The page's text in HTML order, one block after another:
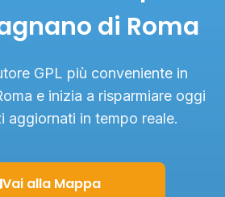
di Roma
GPL più conveniente in
e inizia a risparmiare oggi
aggiornati in tempo reale.
Vai alla Mappa